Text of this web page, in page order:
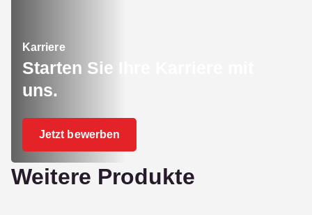
Karriere
Starten Sie Ihre Karriere mit
uns.
Jetzt bewerben
Weitere Produkte